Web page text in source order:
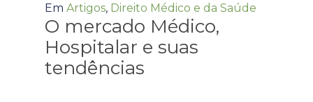
Em Artigos, Direito Médico e da Saúde
O mercado Médico,
Hospitalar e suas
tendências